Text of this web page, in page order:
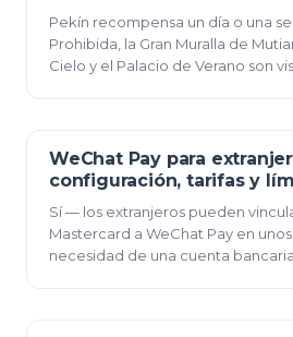
Pekín recompensa un día o una
Prohibida, la Gran Muralla de
Cielo y el Palacio de Verano son
14 de junio de 2026
WeChat Pay para
configuración, tarifas y
Sí — los extranjeros pueden
Mastercard a WeChat Pay en
necesidad de una cuenta